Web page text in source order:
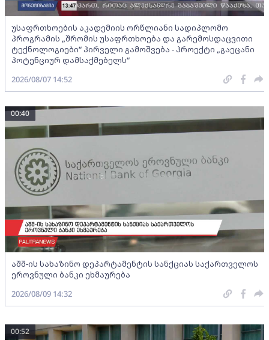
უსაფრთხოების აკადემიის ორწლიანი სადიპლომო
პროგრამის „შრომის უსაფრთხოება და გარემოსდაცვითი
ტექნოლოგიები“ პირველი გამოშვება - პროექტი „გაეცანი
პოტენციურ დამსაქმებელს“
2026/08/07 14:52
აშშ-ის სახაზინო დეპარტამენტის სანქციას საქართველოს
ეროვნული ბანკი ეხმაურება
00:40
2026/08/09 14:32
00:52